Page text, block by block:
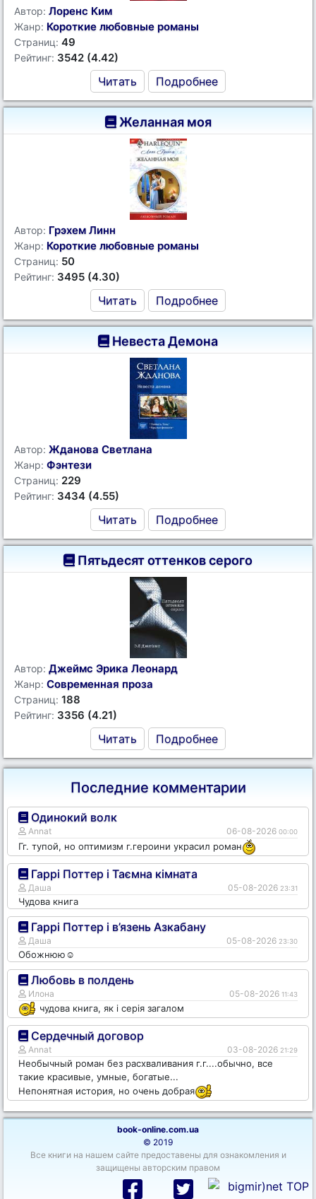
Автор: Лоренс Ким
Жанр: Короткие любовные романы
Страниц: 49
Рейтинг: 3542 (4.42)
Читать Подробнее
Желанная моя
Автор: Грэхем Линн
Жанр: Короткие любовные романы
Страниц: 50
Рейтинг: 3495 (4.30)
Читать Подробнее
Невеста Демона
Автор: Жданова Светлана
Жанр: Фэнтези
Страниц: 229
Рейтинг: 3434 (4.55)
Читать Подробнее
Пятьдесят оттенков серого
Автор: Джеймс Эрика Леонард
Жанр: Современная проза
Страниц: 188
Рейтинг: 3356 (4.21)
Читать Подробнее
Последние комментарии
Одинокий волк
Annat 06-08-2026 00:00
Гг. тупой, но оптимизм г.героини украсил роман
Гаррі Поттер і Таємна кімната
Даша 05-08-2026 23:31
Чудова книга
Гаррі Поттер і в’язень Азкабану
Даша 05-08-2026 23:30
Обожнюю☺️
Любовь в полдень
Илона 05-08-2026 11:43
чудова книга, як і серія загалом
Сердечный договор
Annat 03-08-2026 21:29
Необычный роман без расхваливания г.г....обычно, все
такие красивые, умные, богатые...
Непонятная история, но очень добрая
book-online.com.ua
© 2019
Все книги на нашем сайте предоставены для ознакомления и
защищены авторским правом